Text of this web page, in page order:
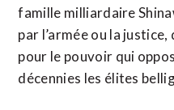
famille milliardaire
par l’armée ou la
pour le pouvoir qui
décennies les élites